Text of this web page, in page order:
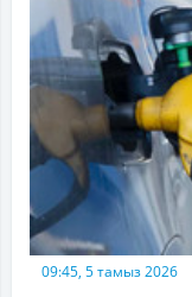
09:45, 5 тамыз 2026